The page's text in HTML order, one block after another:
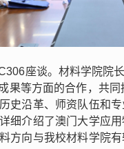
座谈。材料学院院
果等方面的合作，共
史沿革、师资队伍和
细介绍了澳门大学应
方向与我校材料学院